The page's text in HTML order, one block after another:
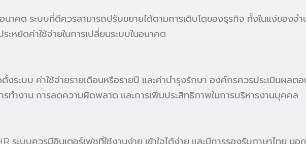
าคต ระบบที่ดีควรสามารถปรับขยายได้ตามการเติบโตของธุรกิจ ทั้งในแง่ของจ
หยัดค่าใช้จ่ายในการเปลี่ยนระบบในอนาคต
ระบบ ค่าใช้จ่ายรายเดือนหรือรายปี และค่าบำรุงรักษา องค์กรควรประเมินผลต
รทำงาน การลดความผิดพลาด และการเพิ่มประสิทธิภาพในการบริหารงานบุคคล
ระบบควรมีอินเตอร์เฟซที่ใช้งานง่าย เข้าใจได้ง่าย และมีการรองรับภาษาไทย